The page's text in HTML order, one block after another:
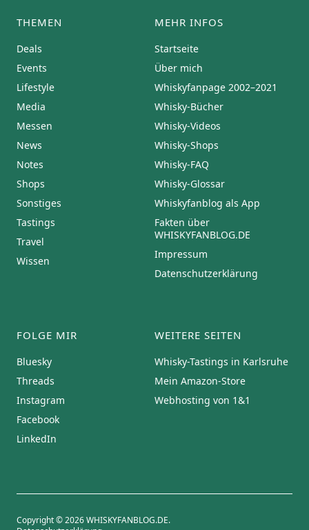
THEMEN
Deals
Events
Lifestyle
Media
Messen
News
Notes
Shops
Sonstiges
Tastings
Travel
Wissen
MEHR INFOS
Startseite
Über mich
Whiskyfanpage 2002–2021
Whisky-Bücher
Whisky-Videos
Whisky-Shops
Whisky-FAQ
Whisky-Glossar
Whiskyfanblog als App
Fakten über
WHISKYFANBLOG.DE
Impressum
Datenschutzerklärung
FOLGE MIR
Bluesky
Threads
Instagram
Facebook
LinkedIn
WEITERE SEITEN
Whisky-Tastings in Karlsruhe
Mein Amazon-Store
Webhosting von 1&1
Copyright © 2026 WHISKYFANBLOG.DE